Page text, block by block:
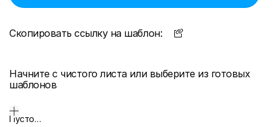
Скопировать ссылку на шаблон:
Начните с чистого листа или выберите из готовых
шаблонов
Пустой дизайн-макет